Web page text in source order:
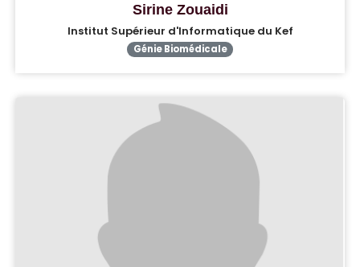
Sirine Zouaidi
Institut Supérieur d'Informatique du Kef
Génie Biomédicale